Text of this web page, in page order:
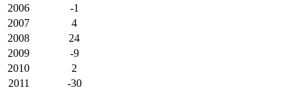
2006
-1
2007
4
2008
24
2009
-9
2010
2
2011
-30